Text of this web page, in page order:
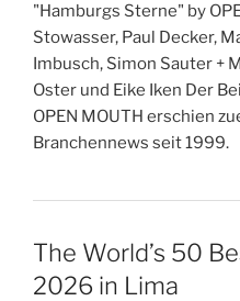
"Hamburgs Sterne" by
Stowasser, Paul Decker,
Imbusch, Simon Sauter +
Oster und Eike Iken Der
OPEN MOUTH erschien
Branchennews seit 1999.
The World’s 50
2026 in Lima